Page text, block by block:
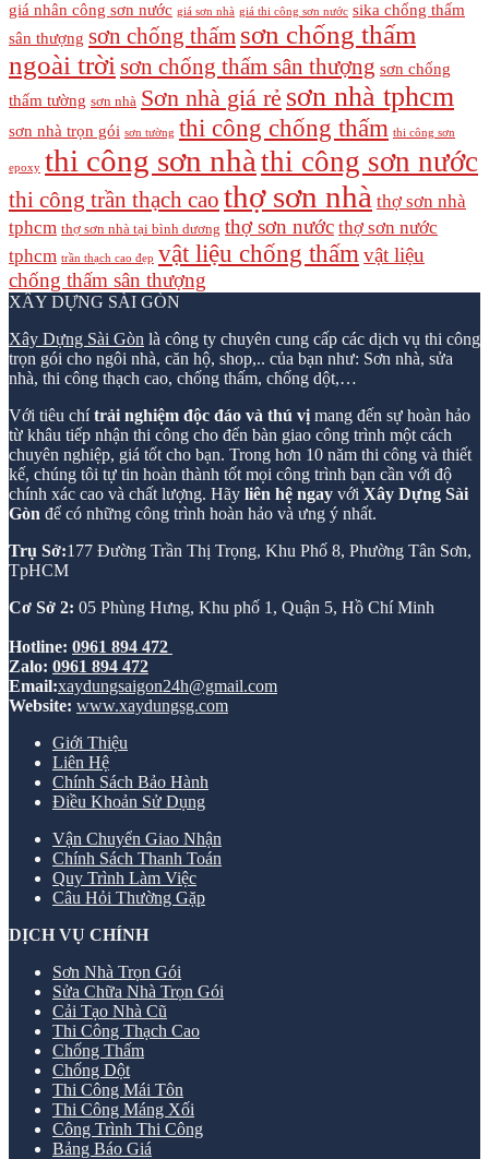
giá nhân công sơn nước giá sơn nhà giá thi công sơn nước sika chống thấm
sân thượng sơn chống thấm sơn chống thấm
ngoài trời sơn chống thấm sân thượng sơn chống
thấm tường sơn nhà Sơn nhà giá rẻ sơn nhà tphcm
sơn nhà trọn gói sơn tường thi công chống thấm thi công sơn
epoxy thi công sơn nhà thi công sơn nước
thi công trần thạch cao thợ sơn nhà thợ sơn nhà
tphcm thợ sơn nhà tại bình dương thợ sơn nước thợ sơn nước
tphcm trần thạch cao đẹp vật liệu chống thấm vật liệu
chống thấm sân thượng
XÂY DỰNG SÀI GÒN
Xây Dựng Sài Gòn là công ty chuyên cung cấp các dịch vụ thi công
trọn gói cho ngôi nhà, căn hộ, shop,.. của bạn như: Sơn nhà, sửa
nhà, thi công thạch cao, chống thấm, chống dột,…
Với tiêu chítrải nghiệm độc đáo và thú vị mang đến sự hoàn hảo
từ khâu tiếp nhận thi công cho đến bàn giao công trình một cách
chuyên nghiệp, giá tốt cho bạn. Trong hơn 10 năm thi công và thiết
kế, chúng tôi tự tin hoàn thành tốt mọi công trình bạn cần với độ
chính xác cao và chất lượng. Hãy liên hệ ngay với Xây Dựng Sài
Gòn để có những công trình hoàn hảo và ưng ý nhất.
Trụ Sở:177 Đường Trần Thị Trọng, Khu Phố 8, Phường Tân Sơn,
TpHCM
Cơ Sở 2: 05 Phùng Hưng, Khu phố 1, Quận 5, Hồ Chí Minh
Hotline: 0961 894 472
Zalo: 0961 894 472
Email:xaydungsaigon24h@gmail.com
Website: www.xaydungsg.com
Giới Thiệu
Liên Hệ
Chính Sách Bảo Hành
Điều Khoản Sử Dụng
Vận Chuyển Giao Nhận
Chính Sách Thanh Toán
Quy Trình Làm Việc
Câu Hỏi Thường Gặp
DỊCH VỤ CHÍNH
Sơn Nhà Trọn Gói
Sửa Chữa Nhà Trọn Gói
Cải Tạo Nhà Cũ
Thi Công Thạch Cao
Chống Thấm
Chống Dột
Thi Công Mái Tôn
Thi Công Máng Xối
Công Trình Thi Công
Bảng Báo Giá